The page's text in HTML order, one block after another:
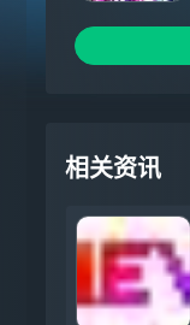
相关资讯